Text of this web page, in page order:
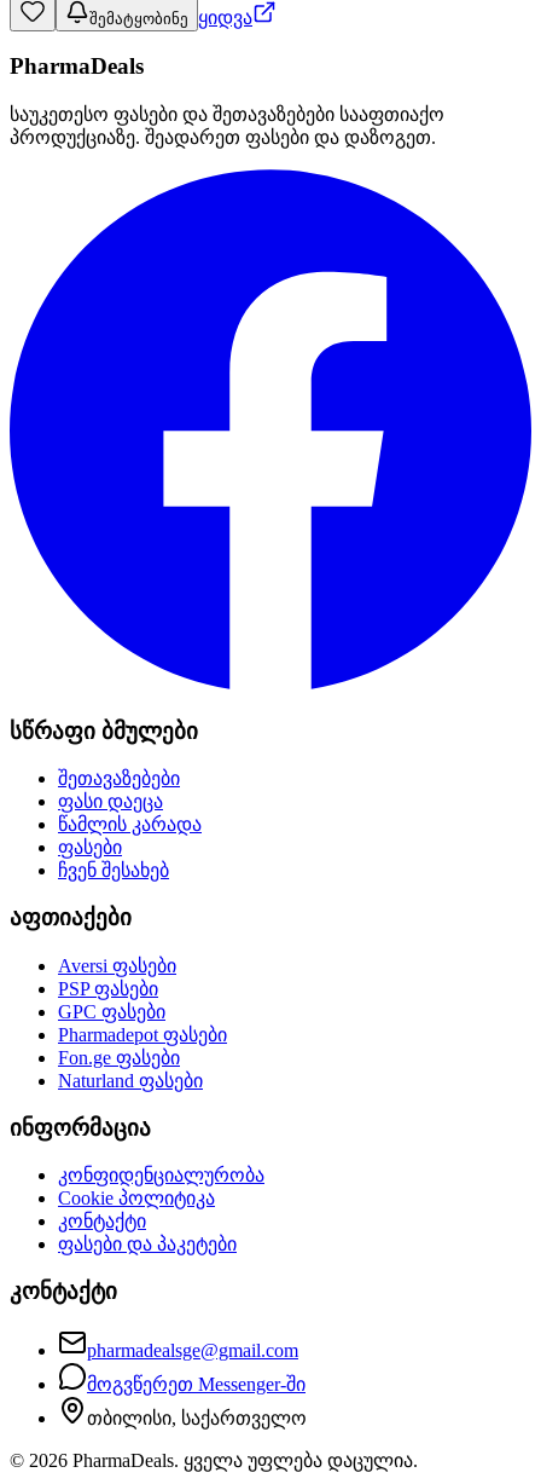
შემატყობინე ყიდვა
PharmaDeals
საუკეთესო ფასები და შეთავაზებები სააფთიაქო
პროდუქციაზე. შეადარეთ ფასები და დაზოგეთ.
სწრაფი ბმულები
შეთავაზებები
ფასი დაეცა
წამლის კარადა
ფასები
ჩვენ შესახებ
აფთიაქები
Aversi ფასები
PSPფასები
GPC ფასები
Pharmadepot ფასები
Fon.ge ფასები
Naturland ფასები
ინფორმაცია
კონფიდენციალურობა
Cookie პოლიტიკა
კონტაქტი
ფასები და პაკეტები
კონტაქტი
pharmadealsge@gmail.com
მოგვწერეთ Messenger-ში
თბილისი, საქართველო
© 2026 PharmaDeals. ყველა უფლება დაცულია.